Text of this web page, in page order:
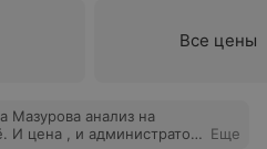
Все цены
Мазурова анализ на
И цена , и администратор
Еще